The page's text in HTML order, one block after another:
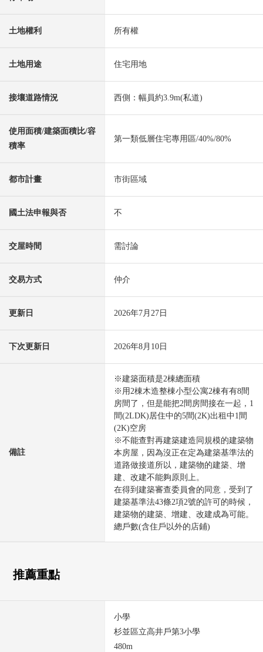
土地權利 所有權
土地用途 住宅用地
接壤道路情況 西側：幅員約3.9m(私道)
使用面積/建築面積比/容
積率
第一類低層住宅專用區/40%/80%
都市計畫 市街區域
國土法申報與否 不
交屋時間 需討論
交易方式 仲介
更新日 2026年7月27日
下次更新日 2026年8月10日
備註
※建築面積是2棟總面積
※用2棟木造整棟小型公寓2棟有有8間
房間了，但是能把2間房間接在一起，1
間(2LDK)居住中的5間(2K)出租中1間
(2K)空房
※不能查對再建築建造同規模的建築物
本房屋，因為沒正在定為建築基準法的
道路做接道所以，建築物的建築、增
建、改建不能夠原則上。
在得到建築審查委員會的同意，受到了
建築基準法43條2項2號的許可的時候，
建築物的建築、增建、改建成為可能。
總戶數(含住戶以外的店鋪)
推薦重點
小學
杉並區立高井戶第3小學
480m